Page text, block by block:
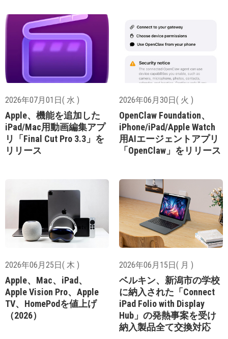
2026年07月01日( 水 )
Apple、機能を追加した
iPad/Mac用動画編集アプ
リ「Final Cut Pro 3.3」を
リリース
2026年06月30日( 火 )
OpenClaw Foundation、
iPhone/iPad/Apple Watch
用AIエージェントアプリ
「OpenClaw」をリリース
2026年06月25日( 木 )
Apple、Mac、iPad、
Apple Vision Pro、Apple
TV、HomePodを値上げ
（2026）
2026年06月15日( 月 )
ベルキン、新潟市の学校
に納入された「Connect
iPad Folio with Display
Hub」の発熱事案を受け
納入製品全て交換対応